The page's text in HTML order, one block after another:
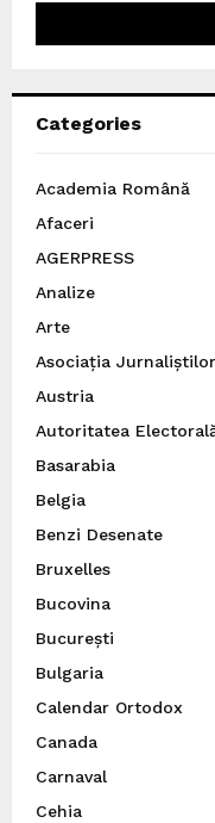
Categories
Academia Română
Afaceri
AGERPRESS
Analize
Arte
Asociația
Austria
Autoritatea
Basarabia
Belgia
Benzi Desenate
Bruxelles
Bucovina
București
Bulgaria
Calendar Ortodox
Canada
Carnaval
Cehia